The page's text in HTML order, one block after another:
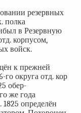
резервных
полка
в Резервную
корпусом,
войск.
к прежней
го округа отд. кор
обер-
же года
определён